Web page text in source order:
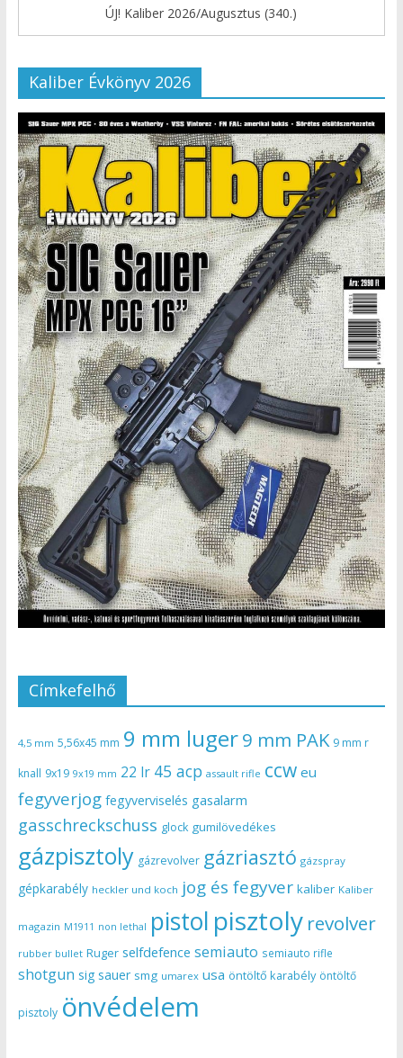
ÚJ! Kaliber 2026/Augusztus (340.)
Kaliber Évkönyv 2026
Címkefelhő
4,5 mm 5,56x45 mm 9 mm luger9 mm PAK 9 mm r
knall 9x19 9x19 mm 22 lr 45 acp assault rifle ccw eu
fegyverjog fegyverviselés gasalarm
gasschreckschuss glock gumilövedékes
gázpisztoly gázrevolver gázriasztó gázspray
gépkarabély heckler und koch jog és fegyver kaliber Kaliber
magazin M1911 non lethal pistol pisztoly revolver
rubber bullet Ruger selfdefence semiauto semiauto rifle
shotgun sig sauer smg umarex usa öntöltő karabély öntöltő
pisztoly önvédelem